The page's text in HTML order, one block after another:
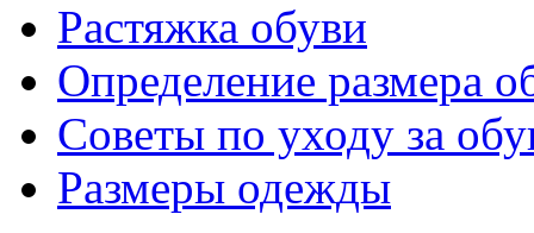
Растяжка обуви
Определение размера
Советы по уходу за
Размеры одежды